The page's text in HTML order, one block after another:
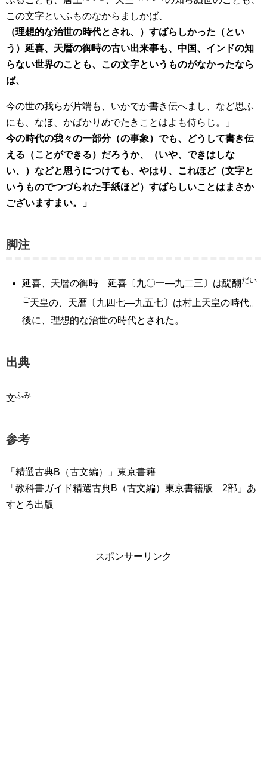
この文字といふものなからましかば、
（理想的な治世の時代とされ、）すばらしかった（とい
う）延喜、天暦の御時の古い出来事も、中国、インドの知
らない世界のことも、この文字というものがなかったなら
ば、
今の世の我らが片端も、いかでか書き伝へまし、など思ふ
にも、なほ、かばかりめでたきことはよも侍らじ。」
今の時代の我々の一部分（の事象）でも、どうして書き伝
える（ことができる）だろうか、（いや、できはしな
い、）などと思うにつけても、やはり、これほど（文字と
いうものでつづられた手紙ほど）すばらしいことはまさか
ございますまい。」
脚注
延喜、天暦の御時 延喜〔九〇一―九二三〕は醍醐だい
ご天皇の、天暦〔九四七―九五七〕は村上天皇の時代。
後に、理想的な治世の時代とされた。
出典
文ふみ
参考
「精選古典B（古文編）」東京書籍
「教科書ガイド精選古典B（古文編）東京書籍版 2部」あ
すとろ出版
スポンサーリンク